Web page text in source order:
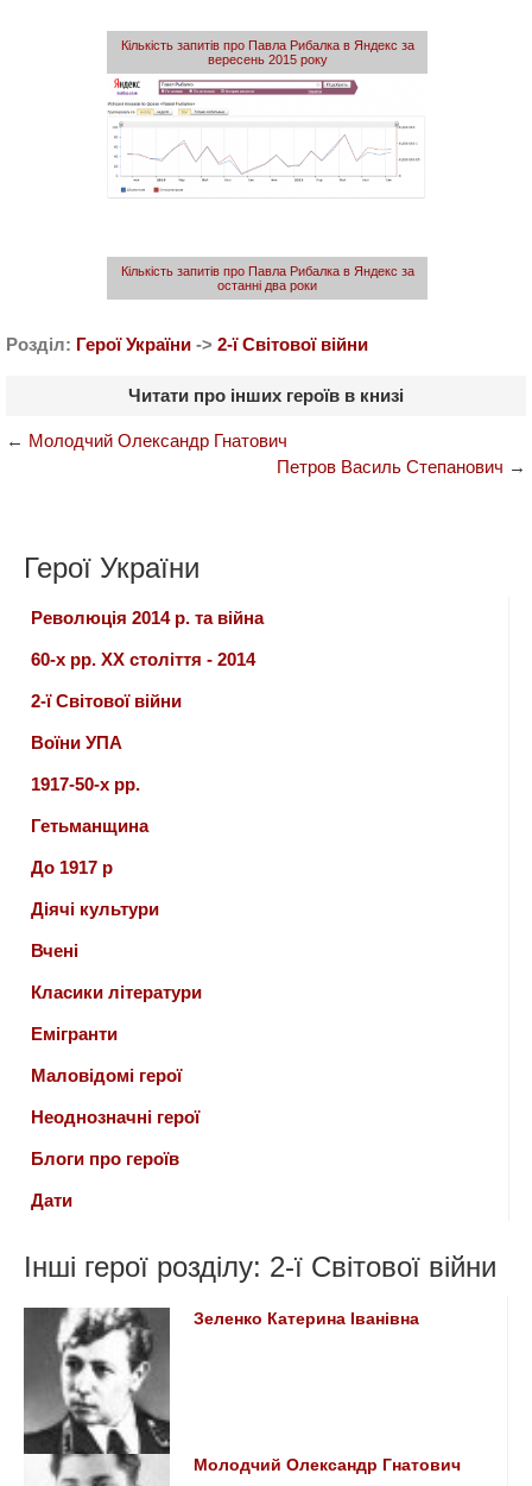
Кількість запитів про Павла Рибалка в Яндекс за
вересень 2015 року
Кількість запитів про Павла Рибалка в Яндекс за
останні два роки
Розділ: Герої України -> 2-ї Світової війни
Читати про інших героїв в книзі
← Молодчий Олександр Гнатович
Петров Василь Степанович →
Герої України
Революція 2014 р. та війна
60-х рр. ХХ століття - 2014
2-ї Світової війни
Воїни УПА
1917-50-х рр.
Гетьманщина
До 1917 р
Діячі культури
Вчені
Класики літератури
Емігранти
Маловідомі герої
Неоднозначні герої
Блоги про героїв
Дати
Інші герої розділу: 2-ї Світової війни
Зеленко Катерина Іванівна
Молодчий Олександр Гнатович